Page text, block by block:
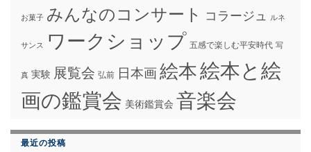
お菓子 みんなのコンサート コラージュ ルネ
サンス ワークショップ 五感で楽しむ平安時代 写
真 実験 展覧会 弘前 日本画絵本絵本と絵
画の鑑賞会 美術鑑賞会 音楽会
最近の投稿